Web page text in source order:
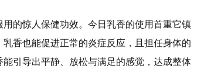
的惊人保健功效。今日乳香的使用首重它镇
香也能促进正常的炎症反应，且担任身体的
引导出平静、放松与满足的感觉，达成整体